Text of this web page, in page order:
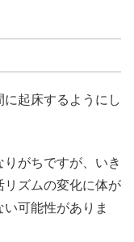
起床するようにし
がちですが、いき
リズムの変化に体が
可能性がありま